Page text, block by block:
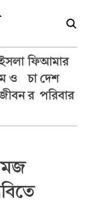
ও
ফি
চা
র
আমার
দেশ
পরিবার